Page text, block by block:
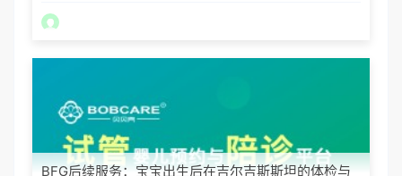
BFG后续服务：宝宝出生后在吉尔吉斯斯坦的体检与